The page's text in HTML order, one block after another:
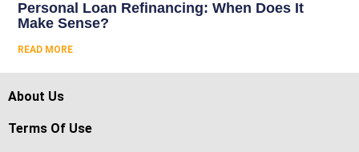
Personal Loan Refinancing: When Does It
Make Sense?
READ MORE
About Us
Terms Of Use